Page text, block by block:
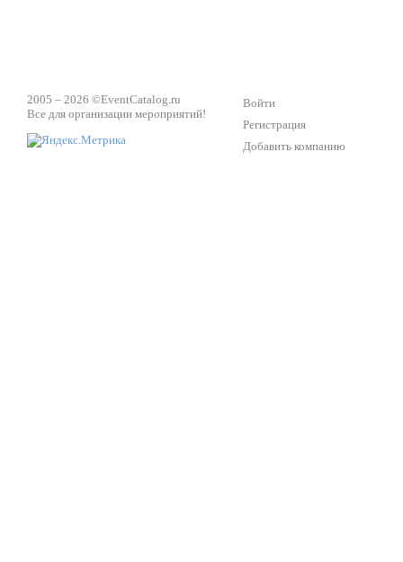
2005 – 2026 ©EventCatalog.ru
Все для организации мероприятий!
Войти
Регистрация
Добавить компанию